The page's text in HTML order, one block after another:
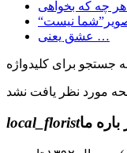
عشق یعنی …
local_floristباره ما